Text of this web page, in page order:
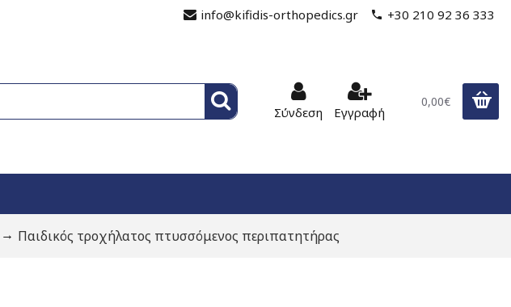
info@kifidis-orthopedics.gr +30 210 92 36 333
Σύνδεση Εγγραφή
0,00€
Παιδικός τροχήλατος πτυσσόμενος περιπατητήρας